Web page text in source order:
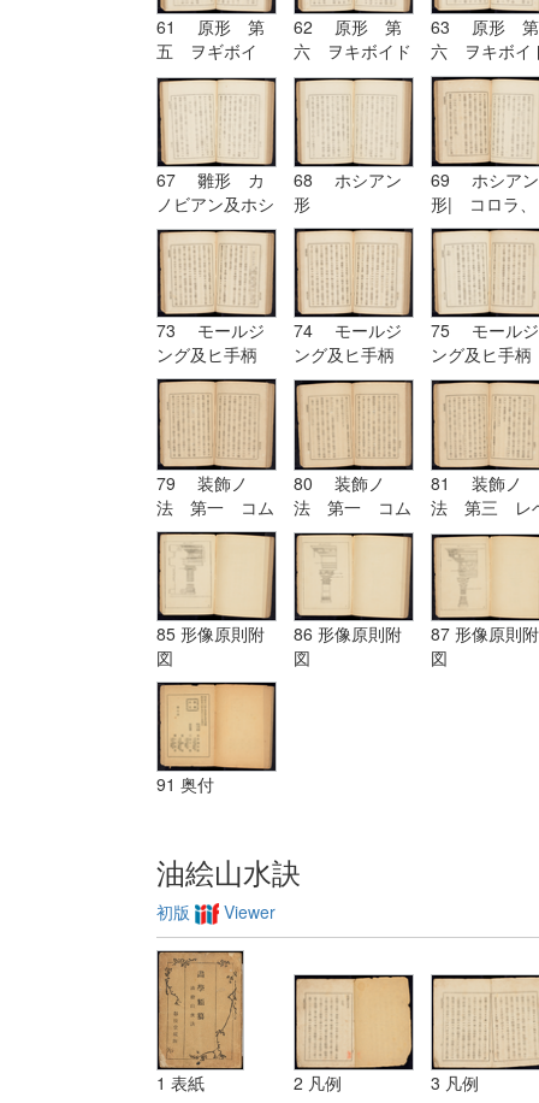
61 原形 第
五 ヲギボイ
ド| 原形 第
六 ヲキボイド
62 原形 第
六 ヲキボイド
63 原形 第
六 ヲキボイ
67 雛形 カ
ノビアン及ホシ
アン| ホシア
ン形
68 ホシアン
形
69 ホシアン
形| コロラ、
カンパニユラ
及ヒ幹
73 モールジ
ング及ヒ手柄
74 モールジ
ング及ヒ手柄
75 モールジ
ング及ヒ手柄
79 装飾ノ
法 第一 コム
プリケーション
及ヒコンヒユー
シヨン
80 装飾ノ
法 第一 コム
プリケーション
及ヒコンヒユー
シヨン| 装飾
ノ法 第二 ユ
ーリスミー|
装飾ノ法 第
三 レベチーシ
81 装飾ノ
法 第三 レ
チーシヨン|
装飾ノ法 第
四 アルテレ
シヨン
85 形像原則附
図
86 形像原則附
図
87 形像原則附
図
91 奥付
油絵山水訣
初版 Viewer
1 表紙 2 凡例 3 凡例